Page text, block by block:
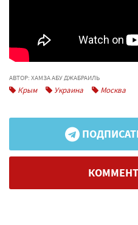
АВТОР: ХАМЗА АБУ ДЖАБРАИЛЬ
Крым Украина Москва